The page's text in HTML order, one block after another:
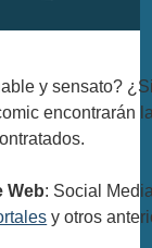
y sensato?
encontrarán
Web: Social
y otros